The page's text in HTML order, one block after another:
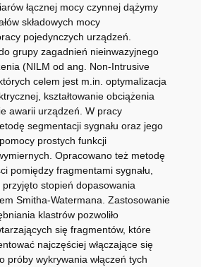
łącznej mocy czynnej dążymy
składowych mocy
pojedynczych urządzeń.
grupy zagadnień nieinwazyjnego
(NILM od ang. Non-Intrusive
celem jest m.in. optymalizacja
kształtowanie obciążenia
awarii urządzeń. W pracy
segmentacji sygnału oraz jego
prostych funkcji
Opracowano też metodę
pomiędzy fragmentami sygnału,
stopień dopasowania
Smitha-Watermana. Zastosowanie
klastrów pozwoliło
się fragmentów, które
najczęściej włączające się
próby wykrywania włączeń tych